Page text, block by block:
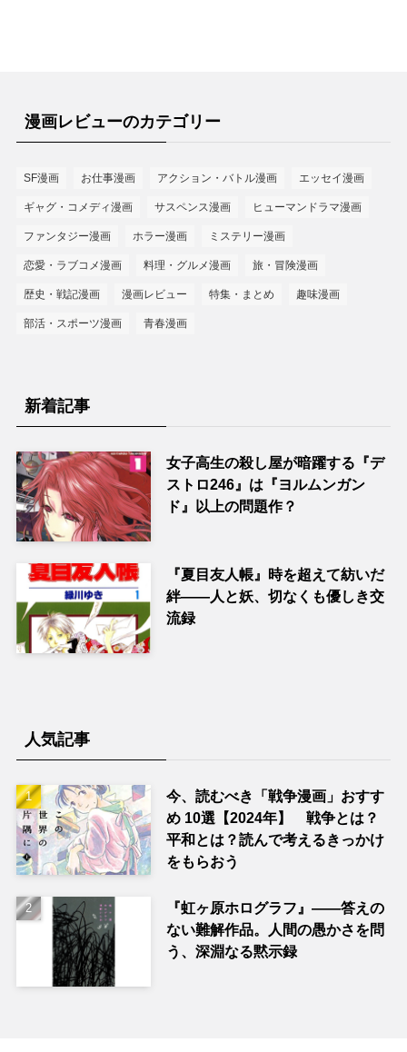
漫画レビューのカテゴリー
SF漫画 お仕事漫画 アクション・バトル漫画 エッセイ漫画
ギャグ・コメディ漫画 サスペンス漫画 ヒューマンドラマ漫画
ファンタジー漫画 ホラー漫画 ミステリー漫画
恋愛・ラブコメ漫画 料理・グルメ漫画 旅・冒険漫画
歴史・戦記漫画 漫画レビュー 特集・まとめ 趣味漫画
部活・スポーツ漫画 青春漫画
新着記事
女子高生の殺し屋が暗躍する『デ
ストロ246』は『ヨルムンガン
ド』以上の問題作？
『夏目友人帳』時を超えて紡いだ
絆――人と妖、切なくも優しき交
流録
人気記事
今、読むべき「戦争漫画」おすす
め 10選【2024年】 戦争とは？
平和とは？読んで考えるきっかけ
をもらおう
『虹ヶ原ホログラフ』——答えの
ない難解作品。人間の愚かさを問
う、深淵なる黙示録